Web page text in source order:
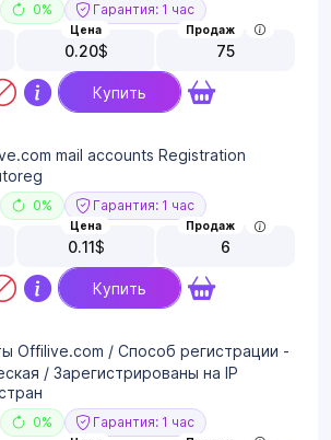
0% Гарантия: 1 час
Цена
0.20$
Продаж
75
Купить
mail accounts Registration
0% Гарантия: 1 час
Цена
0.11$
Продаж
6
Купить
Offilive.com / Способ регистрации -
/ Зарегистрированы на IP
0% Гарантия: 1 час